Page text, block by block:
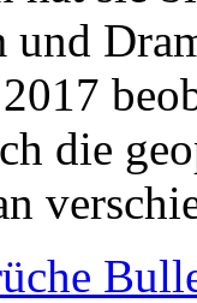
und
die